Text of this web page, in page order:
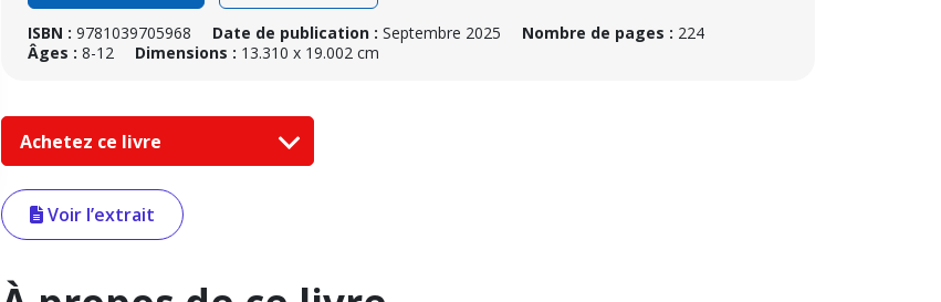
ISBN : 9781039705968 Date de publication : Septembre 2025 Nombre de pages : 224
Âges : 8-12 Dimensions : 13.310 x 19.002 cm
Achetez ce livre
Voir l’extrait